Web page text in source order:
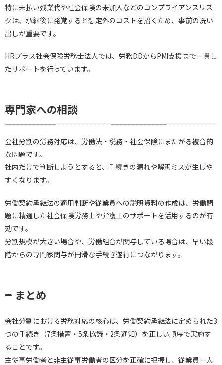
特に未払い残業代や社会保険の未加入などのコンプライアンスリス
クは、承継後に発覚すると想定外のコストを招くため、事前の洗い
出しが重要です。
HRプラス社会保険労務士法人では、労務DDからPMI支援まで一貫し
たサポートを行っています。
専門家への相談
会社分割の労務対応は、労働法・税務・社会保険にまたがる複合的
な問題です。
社内だけで判断しようとすると、手続きの漏れや解釈ミスが生じや
すくなります。
労働契約承継法の適用判断や従業員への説明資料の作成は、労働問
題に精通した社会保険労務士や弁護士のサポートを活用するのが有
効です。
分割規模が大きい場合や、労働組合が関与している場合は、早い段
階からの専門家関与が円滑な手続き遂行につながります。
まとめ
会社分割における労務対応の核心は、労働契約承継法に定められた3
つの手続き（7条措置・5条協議・2条通知）を正しい順序で実施す
ることです。
主従事労働者と非主従事労働者の区分を正確に把握し、従業員一人